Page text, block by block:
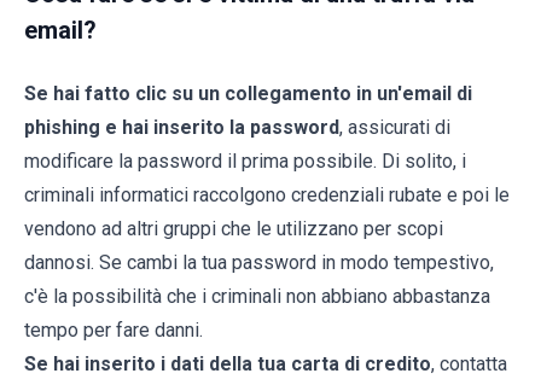
email?
Se hai fatto clic su un collegamento in un'email di
phishing e hai inserito la password, assicurati di
modificare la password il prima possibile. Di solito, i
criminali informatici raccolgono credenziali rubate e poi le
vendono ad altri gruppi che le utilizzano per scopi
dannosi. Se cambi la tua password in modo tempestivo,
c'è la possibilità che i criminali non abbiano abbastanza
tempo per fare danni.
Se hai inserito i dati della tua carta di credito, contatta